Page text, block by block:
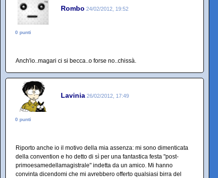
Rombo 24/02/2012, 19:52
0 punti
Anch'io..magari ci si becca..o forse no..chissà.
Lavinia 26/02/2012, 17:49
0 punti
Riporto anche io il motivo della mia assenza: mi sono dimenticata
della convention e ho detto di sì per una fantastica festa "post-
primoesamedellamagistrale" indetta da un amico. Mi hanno
convinta dicendomi che mi avrebbero offerto qualsiasi birra del